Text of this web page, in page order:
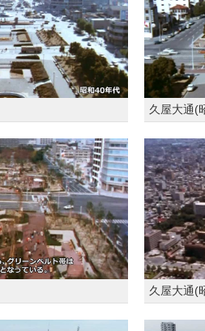
久屋大通(
久屋大通(